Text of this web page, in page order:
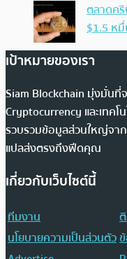
ตลาดคริ
$1.5 ห
เป้าหมายของเรา
Siam Blockchain มุ่งมั่นที่
Cryptocurrency และเทคโ
รวบรวมข้อมูลส่วนใหญ่จาก
แปลส่งตรงถึงฟีดคุณ
เกี่ยวกับเว็บไซต์นี้
ทีมงาน
นโยบายความเป็นส่วนตัว